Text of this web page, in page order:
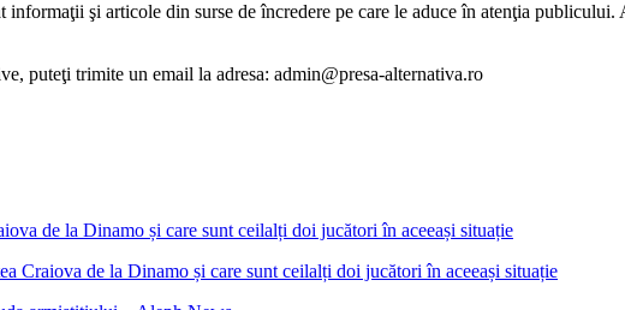
informaţii şi articole din surse de încredere pe care le aduce în atenţia
puteţi trimite un email la adresa: admin@presa-alternativa.ro
Craiova de la Dinamo și care sunt ceilalți doi jucători în aceeași situație